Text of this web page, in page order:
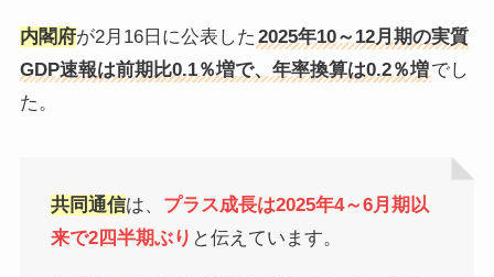
内閣府が2月16日に公表した 2025年10～12月期の実質
GDP速報は前期比0.1％増で、年率換算は0.2％増でし
た。
共同通信は、 プラス成長は2025年4～6月期以
来で2四半期ぶり と伝えています。